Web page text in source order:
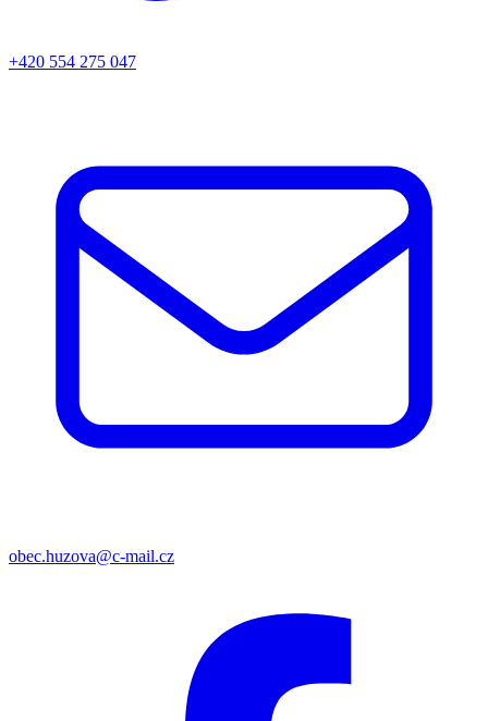
+420 554 275 047
obec.huzova@c-mail.cz